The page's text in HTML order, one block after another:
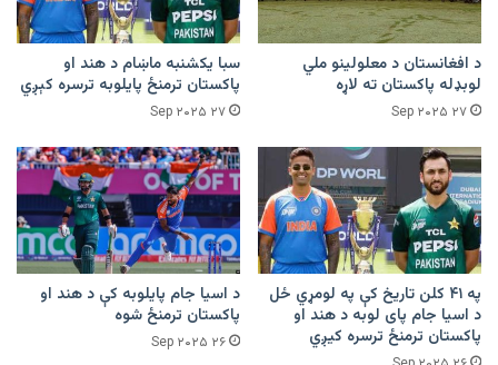
د افغانستان د معلولینو ملي
لوبډله پاکستان ته لاړه
۲۷ Sep ۲۰۲۵
سبا یکشنبه ماښام د هند او
پاکستان ترمنځ پایلوبه ترسره کېږي
۲۷ Sep ۲۰۲۵
په ۴۱ کلن تاریخ کې په لومړي ځل
د اسیا جام پای لوبه د هند او
پاکستان ترمنځ ترسره کیږي
د اسیا جام پایلوبه کې د هند او
پاکستان ترمنځ شوه
۲۶ Sep ۲۰۲۵